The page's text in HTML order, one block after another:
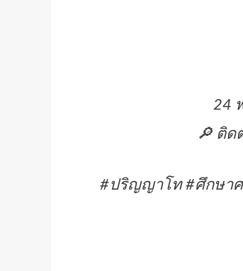
24
🔎 ติด
#ปริญญาโท #ศึกษาศ